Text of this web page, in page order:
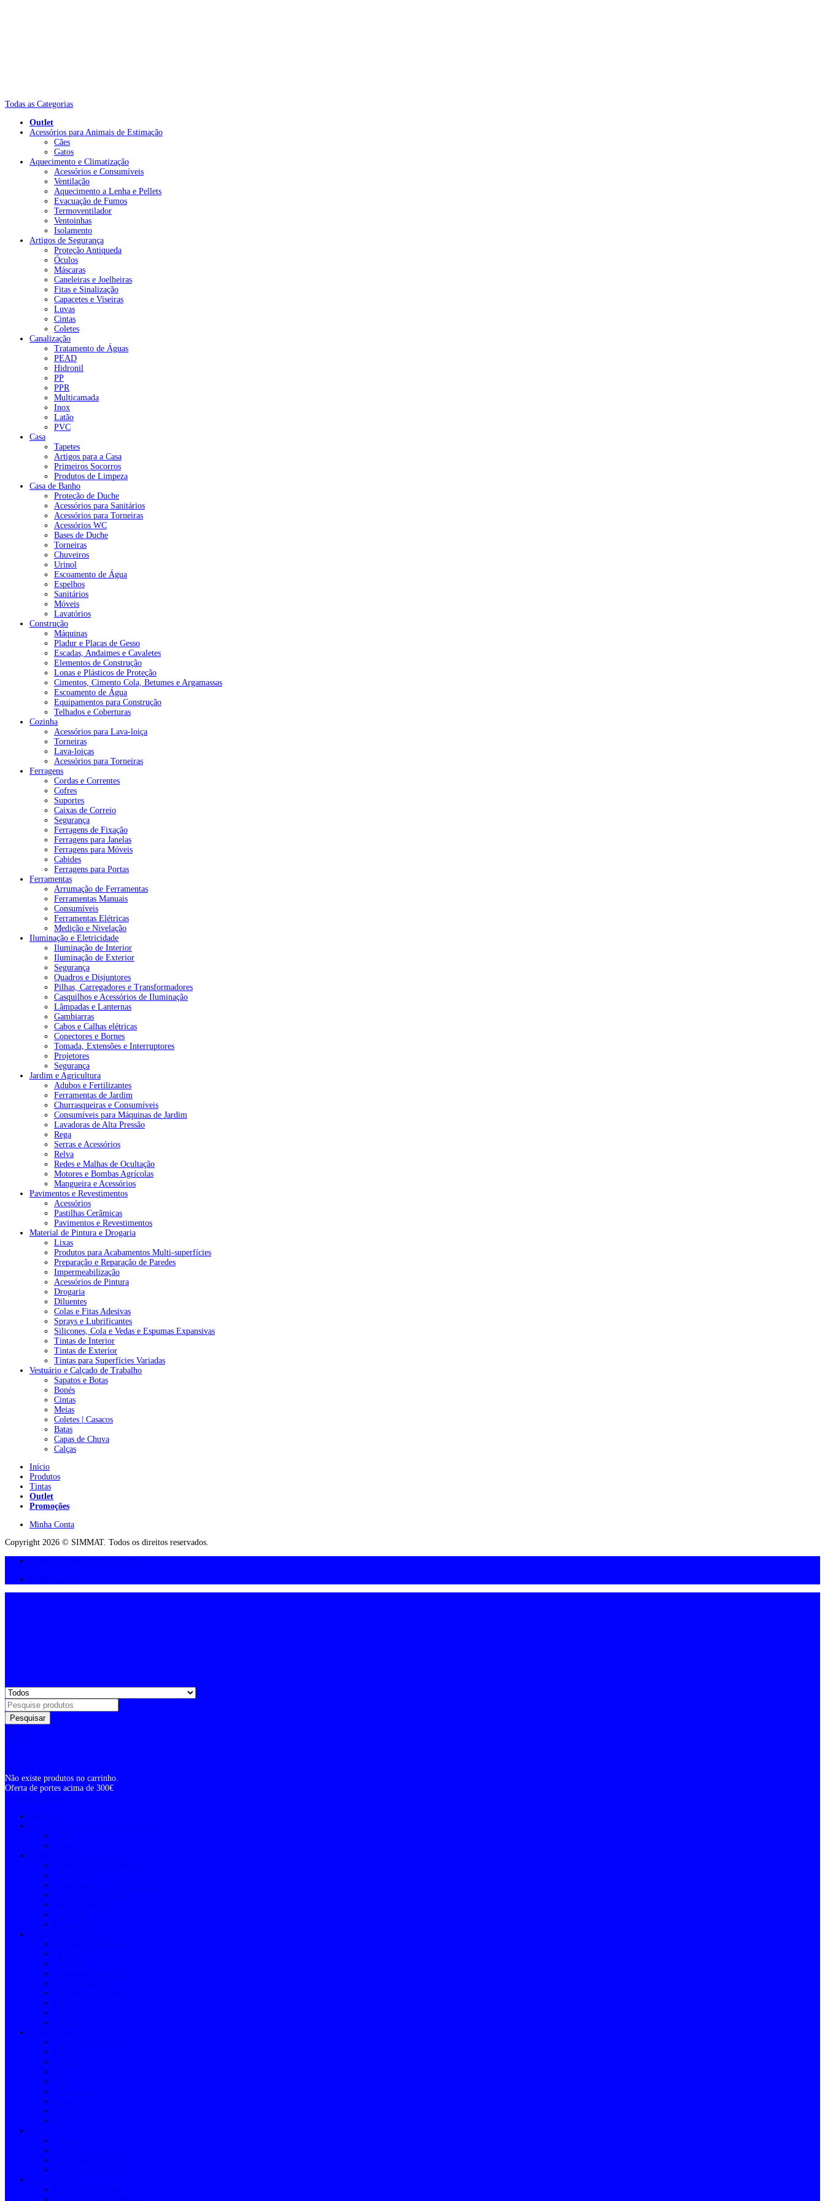
Todas as Categorias
Outlet
Acessórios para Animais de Estimação
Cães
Gatos
Aquecimento e Climatização
Acessórios e Consumíveis
Ventilação
Aquecimento a Lenha e Pellets
Evacuação de Fumos
Termoventilador
Ventoinhas
Isolamento
Artigos de Segurança
Proteção Antiqueda
Óculos
Máscaras
Caneleiras e Joelheiras
Fitas e Sinalização
Capacetes e Viseiras
Luvas
Cintas
Coletes
Canalização
Tratamento de Águas
PEAD
Hidronil
PP
PPR
Multicamada
Inox
Latão
PVC
Casa
Tapetes
Artigos para a Casa
Primeiros Socorros
Produtos de Limpeza
Casa de Banho
Proteção de Duche
Acessórios para Sanitários
Acessórios para Torneiras
Acessórios WC
Bases de Duche
Torneiras
Chuveiros
Urinol
Escoamento de Água
Espelhos
Sanitários
Móveis
Lavatórios
Construção
Máquinas
Pladur e Placas de Gesso
Escadas, Andaimes e Cavaletes
Elementos de Construção
Lonas e Plásticos de Proteção
Cimentos, Cimento Cola, Betumes e Argamassas
Escoamento de Água
Equipamentos para Construção
Telhados e Coberturas
Cozinha
Acessórios para Lava-loiça
Torneiras
Lava-loiças
Acessórios para Torneiras
Ferragens
Cordas e Correntes
Cofres
Suportes
Caixas de Correio
Segurança
Ferragens de Fixação
Ferragens para Janelas
Ferragens para Móveis
Cabides
Ferragens para Portas
Ferramentas
Arrumação de Ferramentas
Ferramentas Manuais
Consumíveis
Ferramentas Elétricas
Medição e Nivelação
Iluminação e Eletricidade
Iluminação de Interior
Iluminação de Exterior
Segurança
Quadros e Disjuntores
Pilhas, Carregadores e Transformadores
Casquilhos e Acessórios de Iluminação
Lâmpadas e Lanternas
Gambiarras
Cabos e Calhas elétricas
Conectores e Bornes
Tomada, Extensões e Interruptores
Projetores
Segurança
Jardim e Agricultura
Adubos e Fertilizantes
Ferramentas de Jardim
Churrasqueiras e Consumíveis
Consumíveis para Máquinas de Jardim
Lavadoras de Alta Pressão
Rega
Serras e Acessórios
Relva
Redes e Malhas de Ocultação
Motores e Bombas Agrícolas
Mangueira e Acessórios
Pavimentos e Revestimentos
Acessórios
Pastilhas Cerâmicas
Pavimentos e Revestimentos
Material de Pintura e Drogaria
Lixas
Produtos para Acabamentos Multi-superfícies
Preparação e Reparação de Paredes
Impermeabilização
Acessórios de Pintura
Drogaria
Diluentes
Colas e Fitas Adesivas
Sprays e Lubrificantes
Silicones, Cola e Vedas e Espumas Expansivas
Tintas de Interior
Tintas de Exterior
Tintas para Superfícies Variadas
Vestuário e Calçado de Trabalho
Sapatos e Botas
Bonés
Cintas
Meias
Coletes | Casacos
Batas
Capas de Chuva
Calças
Início
Produtos
Tintas
Outlet
Promoções
Minha Conta
Copyright 2026 © SIMMAT. Todos os direitos reservados.
Pesquisar
Não existe produtos no carrinho.
Oferta de portes acima de 300€